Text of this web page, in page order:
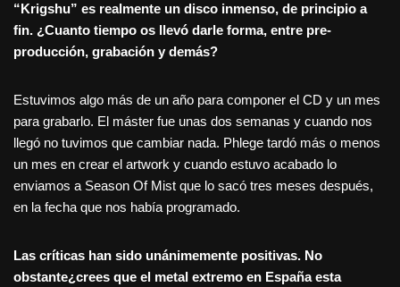
“Krigshu” es realmente un disco inmenso, de principio a
fin. ¿Cuanto tiempo os llevó darle forma, entre pre-
producción, grabación y demás?
Estuvimos algo más de un año para componer el CD y un mes
para grabarlo. El máster fue unas dos semanas y cuando nos
llegó no tuvimos que cambiar nada. Phlege tardó más o menos
un mes en crear el artwork y cuando estuvo acabado lo
enviamos a Season Of Mist que lo sacó tres meses después,
en la fecha que nos había programado.
Las críticas han sido unánimemente positivas. No
obstante¿crees que el metal extremo en España esta